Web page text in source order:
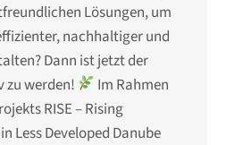
Lösungen, um
nachhaltiger und
Dann ist jetzt der
zu werden!
Im Rahmen
RISE – Rising
Less Developed Danube